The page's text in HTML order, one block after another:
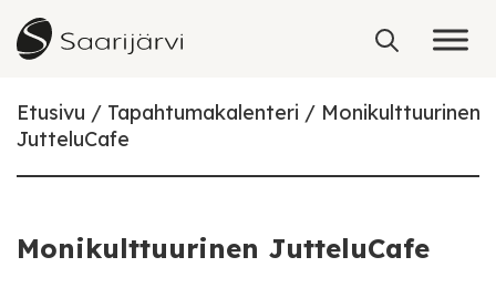
Skip to content
Etusivu Tapahtumakalenteri
Monikulttuurinen
JutteluCafe
Monikulttuurinen JutteluCafe